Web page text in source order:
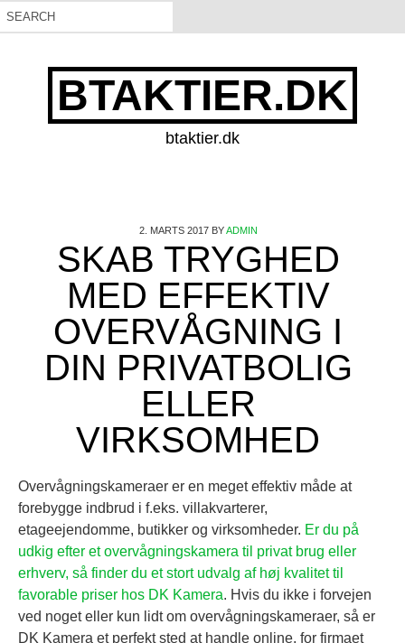
BTAKTIER.DK
btaktier.dk
2. MARTS 2017BYADMIN
SKAB TRYGHED
MED EFFEKTIV
OVERVÅGNING I
DIN PRIVATBOLIG
ELLER
VIRKSOMHED
Overvågningskameraer er en meget effektiv måde at
forebygge indbrud i f.eks. villakvarterer,
etageejendomme, butikker og virksomheder. Er du på
udkig efter et overvågningskamera til privat brug eller
erhverv, så finder du et stort udvalg af høj kvalitet til
favorable priser hos DK Kamera. Hvis du ikke i forvejen
ved noget eller kun lidt om overvågningskameraer, så er
DK Kamera et perfekt sted at handle online, for firmaet